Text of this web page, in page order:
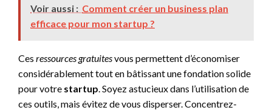
Voir aussi : Comment créer un business plan
efficace pour mon startup ?
Ces ressources gratuitesvous permettent d’économiser
considérablement tout en bâtissant une fondation solide
pour votre startup . Soyez astucieux dans l’utilisation de
ces outils, mais évitez de vous disperser. Concentrez-